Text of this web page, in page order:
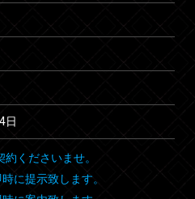
日
くださいませ。
に提示致します。